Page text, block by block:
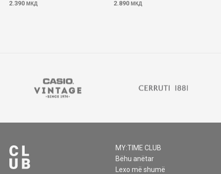
2.390 МКД 2.890 МКД
MY:TIME CLUB
Bëhu anëtar
Lexo më shumë